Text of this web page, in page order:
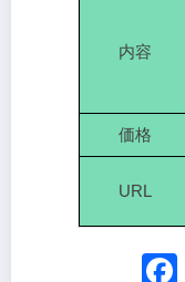
内容
価格
URL